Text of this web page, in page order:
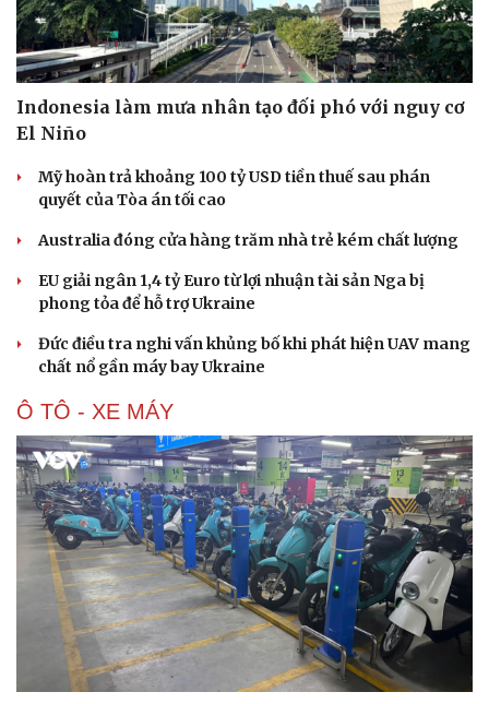
Du lịch
Tư vấn
Săn Tour
check-in
Podcast
Câu chuyện thời sự
Đọc truyện đêm khuya
Cửa sổ tình yêu
Kể chuyện cho bé
Indonesia làm mưa nhân tạo đối phó với nguy cơ
El Niño
Mỹ hoàn trả khoảng 100 tỷ USD tiền thuế sau phán
quyết của Tòa án tối cao
Australia đóng cửa hàng trăm nhà trẻ kém chất lượng
EU giải ngân 1,4 tỷ Euro từ lợi nhuận tài sản Nga bị
phong tỏa để hỗ trợ Ukraine
Đức điều tra nghi vấn khủng bố khi phát hiện UAV mang
chất nổ gần máy bay Ukraine
Ô TÔ - XE MÁY